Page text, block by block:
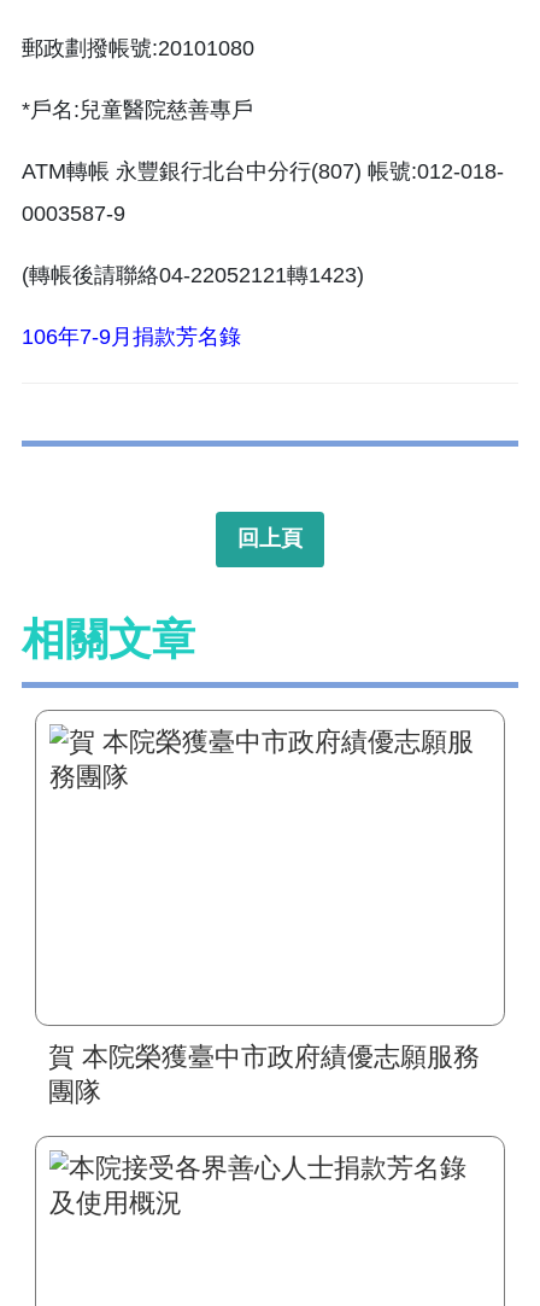
郵政劃撥帳號:20101080
*戶名:兒童醫院慈善專戶
ATM轉帳 永豐銀行北台中分行(807) 帳號:012-018-
0003587-9
(轉帳後請聯絡04-22052121轉1423)
106年7-9月捐款芳名錄
回上頁
相關文章
賀 本院榮獲臺中市政府績優志願服務
團隊